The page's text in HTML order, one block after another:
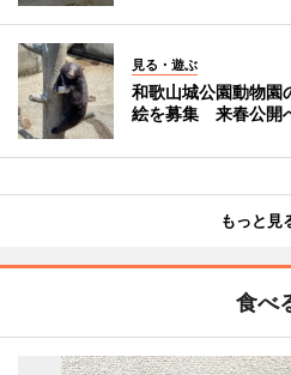
見る・遊ぶ
和歌山城公園動物園
絵を募集 来春公開
もっと見
食べ